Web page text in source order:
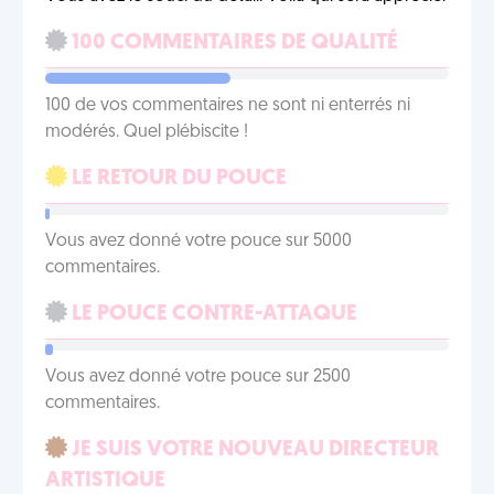
100 COMMENTAIRES DE QUALITÉ
100 de vos commentaires ne sont ni enterrés ni
modérés. Quel plébiscite !
LE RETOUR DU POUCE
Vous avez donné votre pouce sur 5000
commentaires.
LE POUCE CONTRE-ATTAQUE
Vous avez donné votre pouce sur 2500
commentaires.
JE SUIS VOTRE NOUVEAU DIRECTEUR
ARTISTIQUE